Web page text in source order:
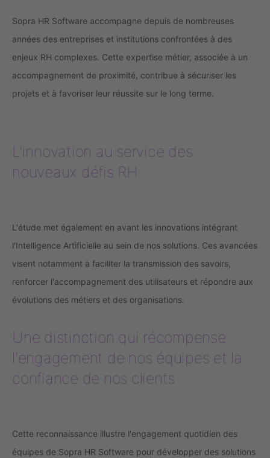
Sopra HR Software accompagne depuis de nombreuses
années des entreprises et institutions confrontées à des
enjeux RH complexes. Cette expertise métier, associée à un
accompagnement de proximité, contribue à sécuriser les
projets et à favoriser leur réussite sur le long terme.
L'innovation au service des
nouveaux défis RH
L'étude met également en avant les innovations intégrant
l'Intelligence Artificielle au sein de nos solutions. Ces avancées
visent notamment à faciliter la transmission des savoirs,
renforcer l'accompagnement des utilisateurs et répondre aux
évolutions des métiers et des organisations.
Une distinction qui récompense
l'engagement de nos équipes et la
confiance de nos clients
Cette reconnaissance illustre l'engagement quotidien des
équipes de Sopra HR Software pour développer des solutions